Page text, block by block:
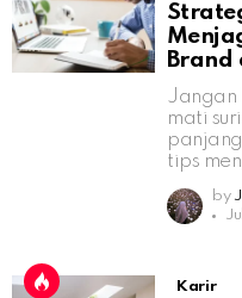
Brand
Jangan
mati
tips
by
Karir